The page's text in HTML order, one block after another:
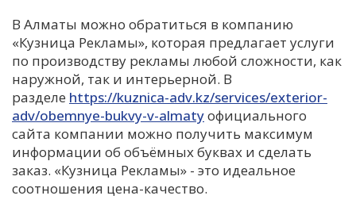
В Алматы можно обратиться в компанию
«Кузница Рекламы», которая предлагает услуги
по производству рекламы любой сложности, как
наружной, так и интерьерной. В
разделе https://kuznica-adv.kz/services/exterior-
adv/obemnye-bukvy-v-almatyофициального
сайта компании можно получить максимум
информации об объёмных буквах и сделать
заказ. «Кузница Рекламы» - это идеальное
соотношения цена-качество.